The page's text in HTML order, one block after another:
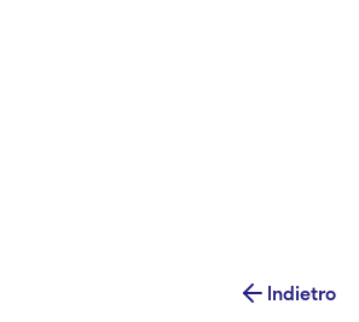
Indietro